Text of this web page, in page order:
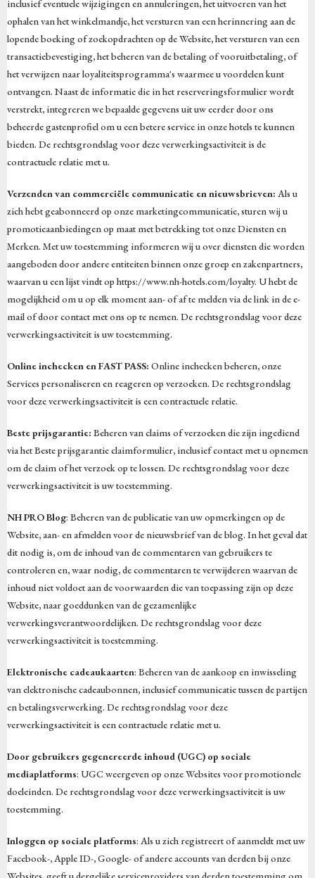
inclusief eventuele wijzigingen en annuleringen, het uitvoeren van het
ophalen van het winkelmandje, het versturen van een herinnering aan de
lopende boeking of zoekopdrachten op de Website, het versturen van een
transactiebevestiging, het beheren van de betaling of vooruitbetaling, of
het verwijzen naar loyaliteitsprogramma's waarmee u voordelen kunt
ontvangen. Naast de informatie die in het reserveringsformulier wordt
verstrekt, integreren we bepaalde gegevens uit uw eerder door ons
beheerde gastenprofiel om u een betere service in onze hotels te kunnen
bieden. De rechtsgrondslag voor deze verwerkingsactiviteit is de
contractuele relatie met u.
Verzenden van commerciële communicatie en nieuwsbrieven: Als u
zich hebt geabonneerd op onze marketingcommunicatie, sturen wij u
promotieaanbiedingen op maat met betrekking tot onze Diensten en
Merken. Met uw toestemming informeren wij u over diensten die worden
aangeboden door andere entiteiten binnen onze groep en zakenpartners,
waarvan u een lijst vindt op https://www.nh-hotels.com/loyalty. U hebt de
mogelijkheid om u op elk moment aan- of af te melden via de link in de e-
mail of door contact met ons op te nemen. De rechtsgrondslag voor deze
verwerkingsactiviteit is uw toestemming.
Online inchecken en FAST PASS: Online inchecken beheren, onze
Services personaliseren en reageren op verzoeken. De rechtsgrondslag
voor deze verwerkingsactiviteit is een contractuele relatie.
Beste prijsgarantie: Beheren van claims of verzoeken die zijn ingediend
via het Beste prijsgarantie claimformulier, inclusief contact met u opnemen
om de claim of het verzoek op te lossen. De rechtsgrondslag voor deze
verwerkingsactiviteit is uw toestemming.
NH PRO Blog: Beheren van de publicatie van uw opmerkingen op de
Website, aan- en afmelden voor de nieuwsbrief van de blog. In het geval dat
dit nodig is, om de inhoud van de commentaren van gebruikers te
controleren en, waar nodig, de commentaren te verwijderen waarvan de
inhoud niet voldoet aan de voorwaarden die van toepassing zijn op deze
Website, naar goeddunken van de gezamenlijke
verwerkingsverantwoordelijken. De rechtsgrondslag voor deze
verwerkingsactiviteit is toestemming.
Elektronische cadeaukaarten: Beheren van de aankoop en inwisseling
van elektronische cadeaubonnen, inclusief communicatie tussen de partijen
en betalingsverwerking. De rechtsgrondslag voor deze
verwerkingsactiviteit is een contractuele relatie met u.
Door gebruikers gegenereerde inhoud (UGC) op sociale
mediaplatforms: UGC weergeven op onze Websites voor promotionele
doeleinden. De rechtsgrondslag voor deze verwerkingsactiviteit is uw
toestemming.
Inloggen op sociale platforms: Als u zich registreert of aanmeldt met uw
Facebook-, Apple ID-, Google- of andere accounts van derden bij onze